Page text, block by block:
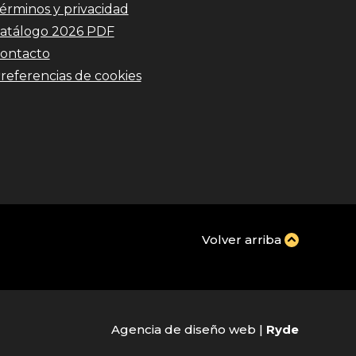
y privacidad
2026 PDF
de cookies
Volver arriba
Agencia de diseño web | Ryde